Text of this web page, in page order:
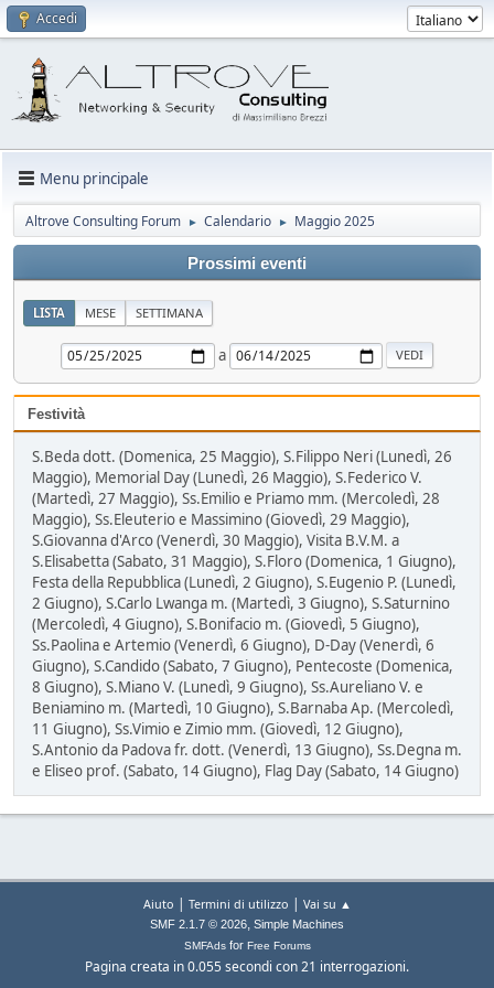
Accedi
Menu principale
Altrove Consulting Forum ► Calendario ► Maggio 2025
Prossimi eventi
LISTA MESE SETTIMANA
a
Festività
S.Beda dott. (Domenica, 25 Maggio), S.Filippo Neri (Lunedì, 26
Maggio), Memorial Day (Lunedì, 26 Maggio), S.Federico V.
(Martedì, 27 Maggio), Ss.Emilio e Priamo mm. (Mercoledì, 28
Maggio), Ss.Eleuterio e Massimino (Giovedì, 29 Maggio),
S.Giovanna d'Arco (Venerdì, 30 Maggio), Visita B.V.M. a
S.Elisabetta (Sabato, 31 Maggio), S.Floro (Domenica, 1 Giugno),
Festa della Repubblica (Lunedì, 2 Giugno), S.Eugenio P. (Lunedì,
2 Giugno), S.Carlo Lwanga m. (Martedì, 3 Giugno), S.Saturnino
(Mercoledì, 4 Giugno), S.Bonifacio m. (Giovedì, 5 Giugno),
Ss.Paolina e Artemio (Venerdì, 6 Giugno), D-Day (Venerdì, 6
Giugno), S.Candido (Sabato, 7 Giugno), Pentecoste (Domenica,
8 Giugno), S.Miano V. (Lunedì, 9 Giugno), Ss.Aureliano V. e
Beniamino m. (Martedì, 10 Giugno), S.Barnaba Ap. (Mercoledì,
11 Giugno), Ss.Vimio e Zimio mm. (Giovedì, 12 Giugno),
S.Antonio da Padova fr. dott. (Venerdì, 13 Giugno), Ss.Degna m.
e Eliseo prof. (Sabato, 14 Giugno), Flag Day (Sabato, 14 Giugno)
Aiuto | Termini di utilizzo | Vai su ▲
SMF 2.1.7 © 2026, Simple Machines
SMFAdsfor Free Forums
Pagina creata in 0.055 secondi con 21 interrogazioni.